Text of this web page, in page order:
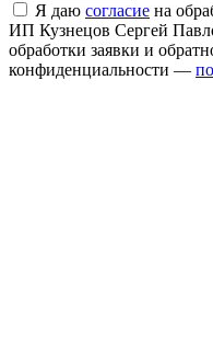
Я даю согласие на
ИП Кузнецов Сергей
обработки заявки и
конфиденциальности —